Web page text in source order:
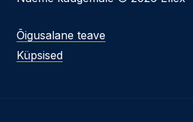
Õigusalane teave
Küpsised